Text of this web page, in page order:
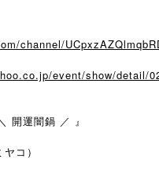
channel/
event/show/detail/
開運闇鍋 ／ 』
コ）